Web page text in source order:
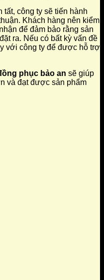
tất, công ty sẽ tiến hành
Khách hàng nên kiểm
để đảm bảo rằng sản
ra. Nếu có bất kỳ vấn đề
với công ty để được hỗ trợ
phục bảo an sẽ giúp
và đạt được sản phẩm